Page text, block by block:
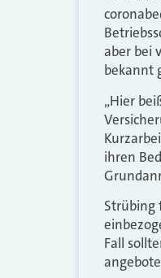
aber bei
bekannt
„Hier
ihren
Strübing
Fall